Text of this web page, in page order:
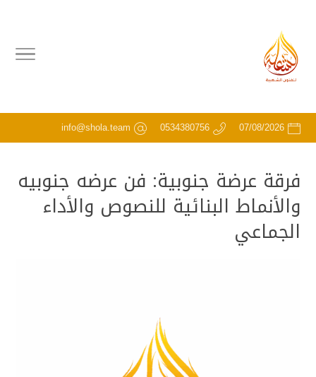
07/08/2026
0534380756
info@shola.team
فرقة عرضة جنوبية: فن عرضه جنوبيه
والأنماط البنائية للنصوص والأداء
الجماعي